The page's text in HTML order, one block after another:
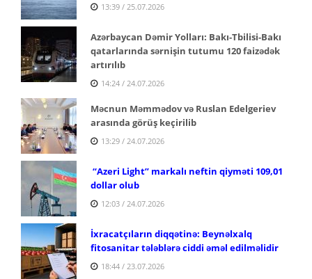
13:39 / 25.07.2026
Azərbaycan Dəmir Yolları: Bakı-Tbilisi-Bakı
qatarlarında sərnişin tutumu 120 faizədək
artırılıb
14:24 / 24.07.2026
Məcnun Məmmədov və Ruslan Edelgeriev
arasında görüş keçirilib
13:29 / 24.07.2026
“Azeri Light” markalı neftin qiyməti 109,01
dollar olub
12:03 / 24.07.2026
İxracatçıların diqqətinə: Beynəlxalq
fitosanitar tələblərə ciddi əməl edilməlidir
18:44 / 23.07.2026